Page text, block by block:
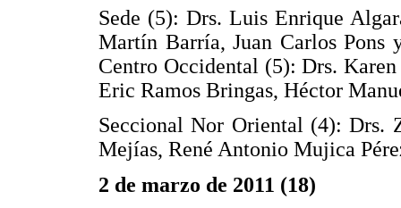
Sede (5): Drs. Luis Enrique
Martín Barría, Juan Carlos Pons
Centro Occidental (5): Drs.
Eric Ramos Bringas, Héctor
Seccional Nor Oriental (4): Drs.
Mejías, René Antonio Mujica
2 de marzo de 2011 (18)